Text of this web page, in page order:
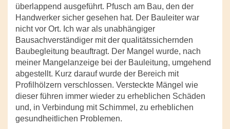
überlappend ausgeführt. Pfusch am Bau, den der
Handwerker sicher gesehen hat. Der Bauleiter war
nicht vor Ort. Ich war als unabhängiger
Bausachverständiger mit der qualitätssichernden
Baubegleitung beauftragt. Der Mangel wurde, nach
meiner Mangelanzeige bei der Bauleitung, umgehend
abgestellt. Kurz darauf wurde der Bereich mit
Profilhölzern verschlossen. Versteckte Mängel wie
dieser führen immer wieder zu erheblichen Schäden
und, in Verbindung mit Schimmel, zu erheblichen
gesundheitlichen Problemen.